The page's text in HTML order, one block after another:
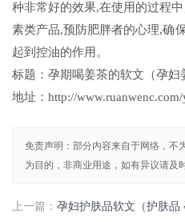
种非常好的效果,在使用的过程
素类产品,预防肥胖者的心理,确
起到控油的作用。
标题：孕期喝姜茶的软文（孕妇
地址：http://
免责声明：部分内容来自于网络，不
为目的，非商业用途，如有异议请及
上一篇： 孕妇护肤品软文（护肤品